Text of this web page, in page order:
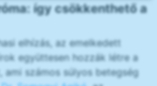
így csökkenthető a
elhízás, az emelkedett
együttesen hozzák létre a
számos súlyos betegség